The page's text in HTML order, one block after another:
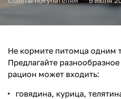
Не кормите питомца одним
Предлагайте
рацион может входить:
говядина, курица,